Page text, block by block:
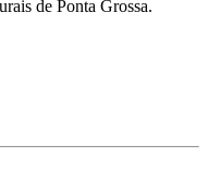
de Ponta Grossa.